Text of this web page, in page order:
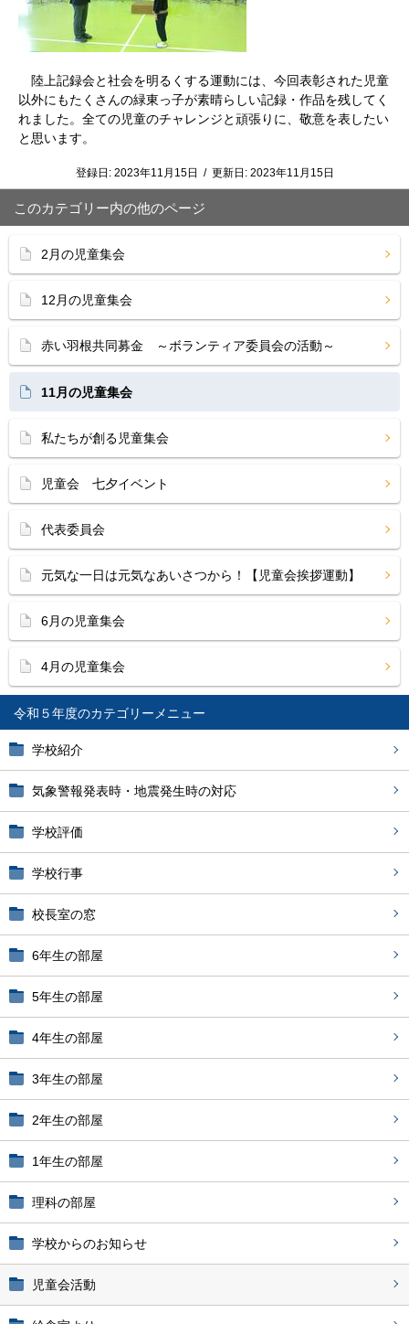
令和５年度
学校紹介
気象警報発表時・地震発生時の対応
学校評価
学校行事
校長室の窓
6年生の部屋
5年生の部屋
4年生の部屋
3年生の部屋
2年生の部屋
1年生の部屋
理科の部屋
学校からのお知らせ
児童会活動
陸上記録会と社会を明るくする運動には、今回表彰された児童
以外にもたくさんの緑東っ子が素晴らしい記録・作品を残してく
れました。全ての児童のチャレンジと頑張りに、敬意を表したい
と思います。
登録日: 2023年11月15日 / 更新日: 2023年11月15日
このカテゴリー内の他のページ
2月の児童集会
12月の児童集会
赤い羽根共同募金 ～ボランティア委員会の活動～
11月の児童集会
私たちが創る児童集会
児童会 七夕イベント
代表委員会
元気な一日は元気なあいさつから！【児童会挨拶運動】
6月の児童集会
4月の児童集会